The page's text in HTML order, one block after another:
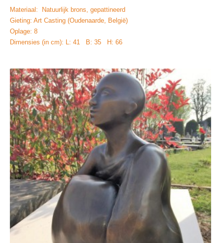
Materiaal: Natuurlijk brons, gepattineerd
Gieting: Art Casting (Oudenaarde, België)
Oplage: 8
Dimensies (in cm): L: 41 B: 35 H: 66